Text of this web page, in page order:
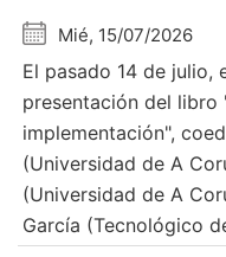
Mié, 15/07/2026
El pasado 14 de julio,
presentación del libro
implementación",
(Universidad de A
(Universidad de A
García (Tecnológico